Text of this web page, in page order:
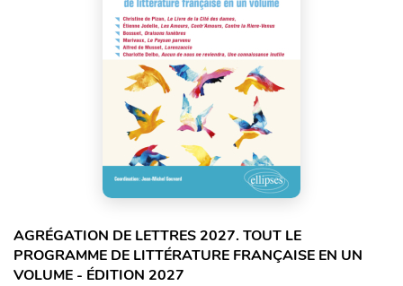
AGRÉGATION DE LETTRES 2027. TOUT LE
PROGRAMME DE LITTÉRATURE FRANÇAISE EN UN
VOLUME - ÉDITION 2027